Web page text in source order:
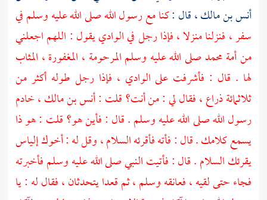
أنس بن مالك، قال :كنا مع رسول الله صلى الله عليه وسلم في
سفر ، فنزلنا منزلا ، فإذا رجل في الوادي يقول : اللهم اجعلني
من أمة محمد صلى الله عليه وسلم المرحومة ، المغفورة ، المثاب
لها . قال : فأشرفت على الوادي ، فإذا رجل طوله أكثر من
ثلاثمائة ذراع ، فقال لي : من أنت؟ قلت :أنس بن مالك، خادم
رسول الله صلى الله عليه وسلم . قال : فأين هو؟ قلت : هو ذا
يسمع كلامك . قال : فأته فأقرئه السلام ، وقل له : أخوكإلياس
يقرئك السلام . قال : فأتيت النبي صلى الله عليه وسلم فأخبرته
فجاء حتى لقيه ، فعانقه وسلم ، ثم قعدا يتحدثان ، فقال له : يا